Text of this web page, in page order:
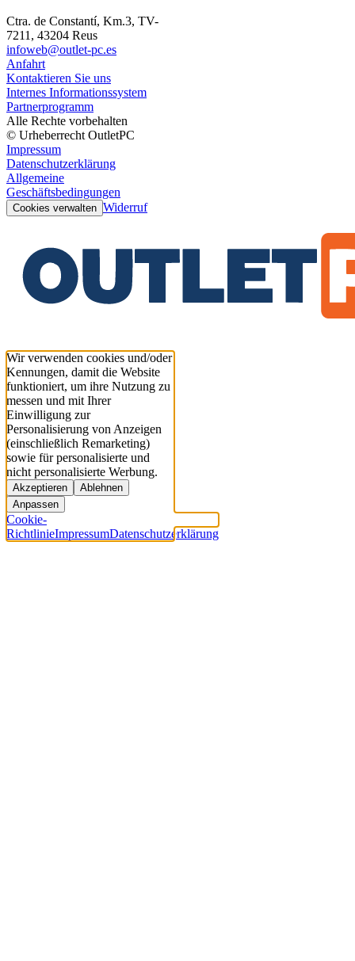
Ctra. de Constantí, Km.3, TV-
7211, 43204 Reus
infoweb@outlet-pc.es
Anfahrt
Kontaktieren Sie uns
Internes Informationssystem
Partnerprogramm
Alle Rechte vorbehalten
© Urheberrecht OutletPC
Impressum
Datenschutzerklärung
Allgemeine
Geschäftsbedingungen
Cookies verwalten Widerruf
Wir verwenden cookies und/oder
Kennungen, damit die Website
funktioniert, um ihre Nutzung zu
messen und mit Ihrer
Einwilligung zur
Personalisierung von Anzeigen
(einschließlich Remarketing)
sowie für personalisierte und
nicht personalisierte Werbung.
Akzeptieren
Ablehnen
Anpassen
Cookie-
RichtlinieImpressumDatenschutzerklärung